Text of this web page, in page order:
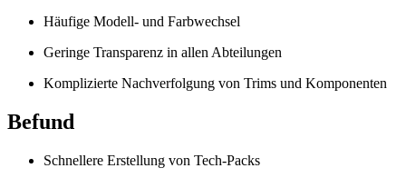
Häufige Modell- und Farbwechsel
Geringe Transparenz in allen Abteilungen
Komplizierte Nachverfolgung von Trims und Komponenten
Befund
Schnellere Erstellung von Tech-Packs